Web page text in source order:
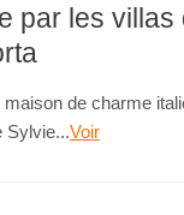
par les villas
de charme
Sylvie...Voir